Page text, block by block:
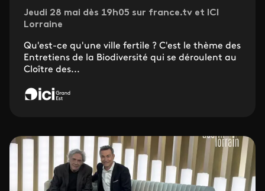
Jeudi 28 mai dès 19h05 sur france.tv et ICI
Lorraine
Qu'est-ce qu'une ville fertile ? C'est le thème des
Entretiens de la Biodiversité qui se déroulent au
Cloître des...